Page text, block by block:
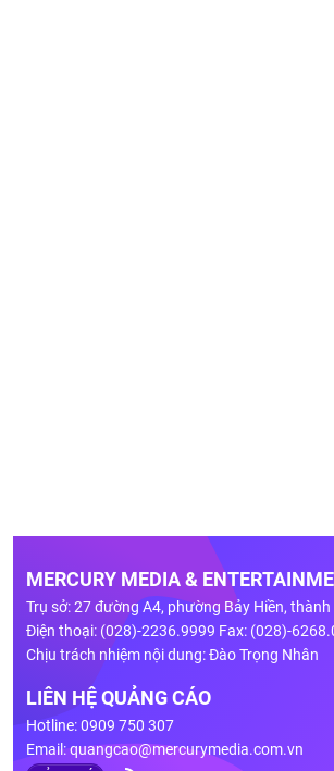
MERCURY MEDIA &
Trụ sở: 27 đường A4, phường Bảy Hiền,
Điện thoại: (028)-2236.9999 Fax: (028)-
Chịu trách nhiệm nội dung: Đào Trọng Nhân
LIÊN HỆ QUẢNG CÁO
Hotline: 0909 750 307
Email:quangcao@mercurymedia.com.vn